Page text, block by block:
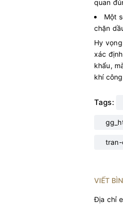
quan
Một
chặn
Hy
xác
khẩu,
khí
Tags:
VIẾT
Địa chỉ